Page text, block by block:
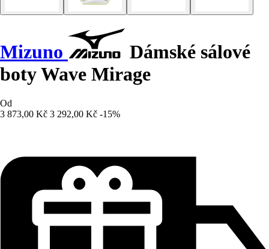
Mizuno
Dámské sálové
boty Wave Mirage
Od
3 873,00 Kč 3 292,00 Kč -15%